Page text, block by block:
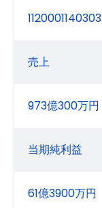
1120001140303
売上
973億300万円
当期純利益
61億3900万円